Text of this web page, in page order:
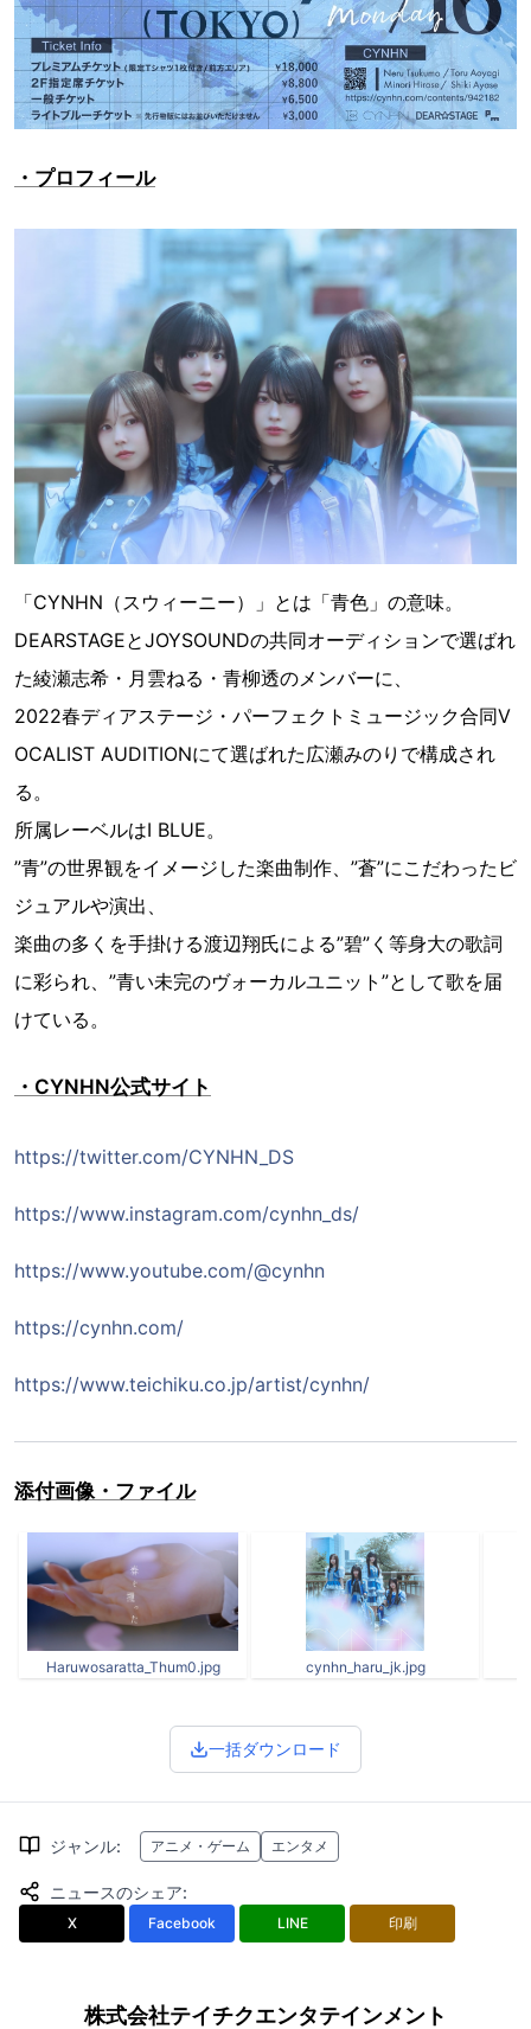
・プロフィール
「CYNHN（スウィーニー）」とは「青色」の意味。
DEARSTAGEとJOYSOUNDの共同オーディションで選ばれ
た綾瀬志希・月雲ねる・青柳透のメンバーに、
2022春ディアステージ・パーフェクトミュージック合同V
OCALIST AUDITIONにて選ばれた広瀬みのりで構成され
る。
所属レーベルはI BLUE。
”青”の世界観をイメージした楽曲制作、”蒼”にこだわったビ
ジュアルや演出、
楽曲の多くを手掛ける渡辺翔氏による”碧”く等身大の歌詞
に彩られ、”青い未完のヴォーカルユニット”として歌を届
けている。
・CYNHN公式サイト
https://twitter.com/CYNHN_DS
https://www.instagram.com/cynhn_ds/
https://www.youtube.com/@cynhn
https://cynhn.com/
https://www.teichiku.co.jp/artist/cynhn/
添付画像・ファイル
Haruwosaratta_Thum0.jpg cynhn_haru_jk.jpg
一括ダウンロード
ジャンル: アニメ・ゲーム エンタメ
ニュースのシェア:
X Facebook LINE 印刷
株式会社テイチクエンタテインメント